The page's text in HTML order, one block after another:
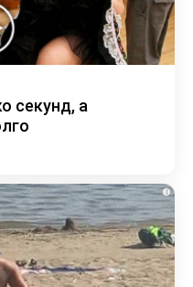
секунд, а
i